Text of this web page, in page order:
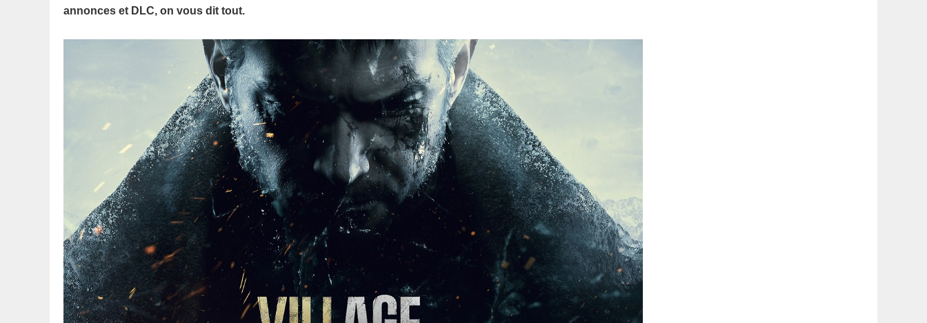
annonces et DLC, on vous dit tout.